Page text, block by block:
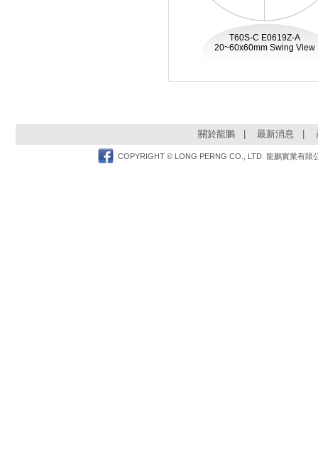
T60S-C E0619Z-A
20~60x60mm Swing View
關於龍鵬| 最新消息
Facebook
COPYRIGHT © LONG PERNG CO., LTD 龍鵬實業有